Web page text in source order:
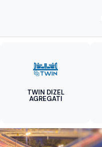
TWIN DIZEL
AGREGATI